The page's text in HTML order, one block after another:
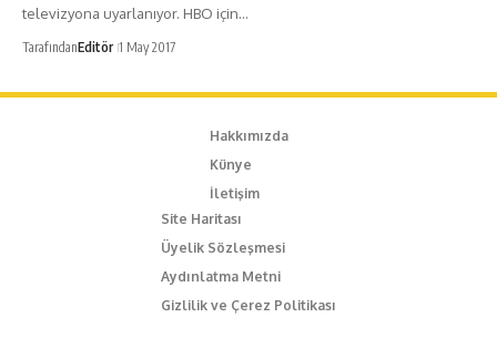
televizyona uyarlanıyor. HBO için…
TarafındanEditör 1 May 2017
Hakkımızda
Künye
İletişim
Site Haritası
Üyelik Sözleşmesi
Aydınlatma Metni
Gizlilik ve Çerez Politikası